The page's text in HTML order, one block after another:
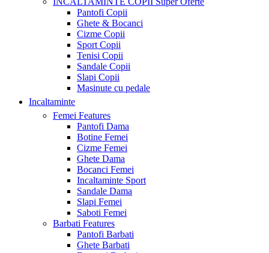
Pantofi Copii
Ghete & Bocanci
Cizme Copii
Sport Copii
Tenisi Copii
Sandale Copii
Slapi Copii
Masinute cu pedale
Incaltaminte
Femei Features
Pantofi Dama
Botine Femei
Cizme Femei
Ghete Dama
Bocanci Femei
Incaltaminte Sport
Sandale Dama
Slapi Femei
Saboti Femei
Barbati Features
Pantofi Barbati
Ghete Barbati